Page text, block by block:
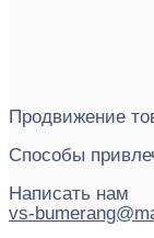
Продвижение
Способы
Написать нам
vs-